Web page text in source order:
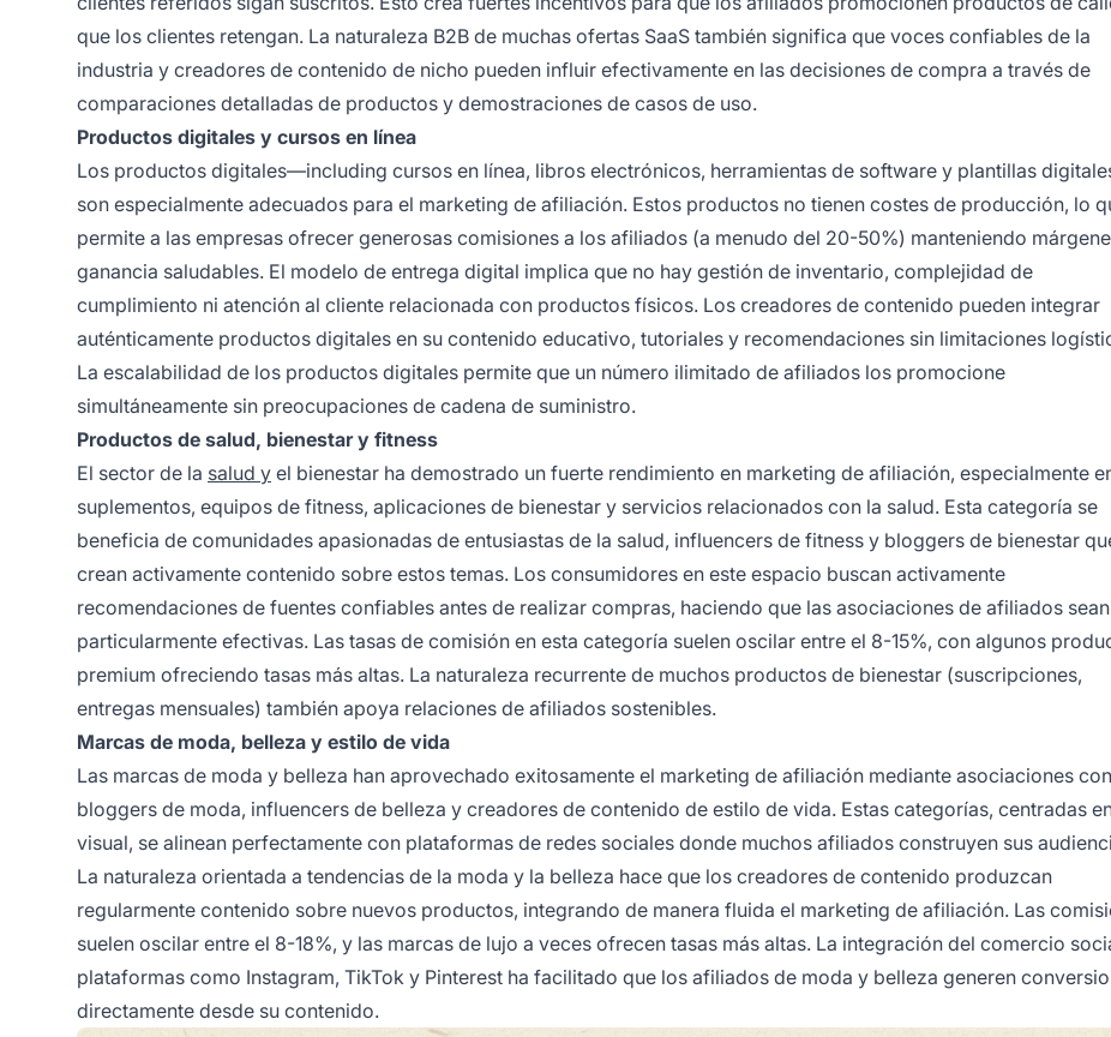
que los clientes retengan. La naturaleza B2B de muchas ofertas SaaS también significa que voces confiables de la
industria y creadores de contenido de nicho pueden influir efectivamente en las decisiones de compra a través de
comparaciones detalladas de productos y demostraciones de casos de uso.
Productos digitales y cursos en línea
Los productos digitales—including cursos en línea, libros electrónicos, herramientas de software y plantillas
son especialmente adecuados para el marketing de afiliación. Estos productos no tienen costes de producción, lo
permite a las empresas ofrecer generosas comisiones a los afiliados (a menudo del 20-50%) manteniendo
ganancia saludables. El modelo de entrega digital implica que no hay gestión de inventario, complejidad de
cumplimiento ni atención al cliente relacionada con productos físicos. Los creadores de contenido pueden integrar
auténticamente productos digitales en su contenido educativo, tutoriales y recomendaciones sin limitaciones
La escalabilidad de los productos digitales permite que un número ilimitado de afiliados los promocione
simultáneamente sin preocupaciones de cadena de suministro.
Productos de salud, bienestar y fitness
El sector de la salud y el bienestar ha demostrado un fuerte rendimiento en marketing de afiliación, especialmente
suplementos, equipos de fitness, aplicaciones de bienestar y servicios relacionados con la salud. Esta categoría se
beneficia de comunidades apasionadas de entusiastas de la salud, influencers de fitness y bloggers de bienestar
crean activamente contenido sobre estos temas. Los consumidores en este espacio buscan activamente
recomendaciones de fuentes confiables antes de realizar compras, haciendo que las asociaciones de afiliados sean
particularmente efectivas. Las tasas de comisión en esta categoría suelen oscilar entre el 8-15%, con algunos
premium ofreciendo tasas más altas. La naturaleza recurrente de muchos productos de bienestar (suscripciones,
entregas mensuales) también apoya relaciones de afiliados sostenibles.
Marcas de moda, belleza y estilo de vida
Las marcas de moda y belleza han aprovechado exitosamente el marketing de afiliación mediante asociaciones con
bloggers de moda, influencers de belleza y creadores de contenido de estilo de vida. Estas categorías, centradas
visual, se alinean perfectamente con plataformas de redes sociales donde muchos afiliados construyen sus
La naturaleza orientada a tendencias de la moda y la belleza hace que los creadores de contenido produzcan
regularmente contenido sobre nuevos productos, integrando de manera fluida el marketing de afiliación. Las
suelen oscilar entre el 8-18%, y las marcas de lujo a veces ofrecen tasas más altas. La integración del comercio
plataformas como Instagram, TikTok y Pinterest ha facilitado que los afiliados de moda y belleza generen
directamente desde su contenido.